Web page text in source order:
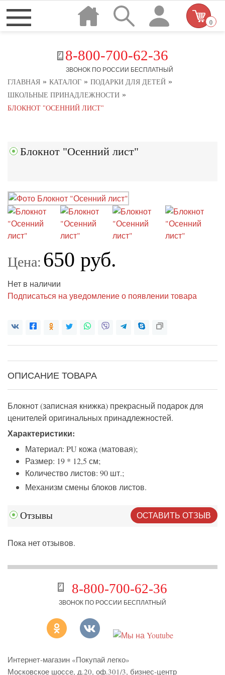
8-800-700-62-36
ЗВОНОК ПО РОССИИ БЕСПЛАТНЫЙ
0
ГЛАВНАЯ » КАТАЛОГ » ПОДАРКИ ДЛЯ ДЕТЕЙ »
ШКОЛЬНЫЕ ПРИНАДЛЕЖНОСТИ »
БЛОКНОТ "ОСЕННИЙ ЛИСТ"
Блокнот "Осенний лист"
Цена: 650 руб.
Нет в наличии
Подписаться на уведомление о появлении товара
ОПИСАНИЕ ТОВАРА
Блокнот (записная книжка) прекрасный подарок для
ценителей оригинальных принадлежностей.
Характеристики:
Материал: PU кожа (матовая);
Размер: 19 * 12,5 см;
Количество листов: 90 шт.;
Механизм смены блоков листов.
Отзывы ОСТАВИТЬ ОТЗЫВ
Пока нет отзывов.
8-800-700-62-36
ЗВОНОК ПО РОССИИ БЕСПЛАТНЫЙ
Интернет-магазин «Покупай легко»
Московское шоссе, д.20, оф.301/3, бизнес-центр